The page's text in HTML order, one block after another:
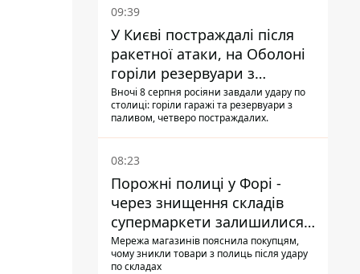
09:39
У Києві постраждалі після
ракетної атаки, на Оболоні
горіли резервуари з
паливом
Вночі 8 серпня росіяни завдали удару по
столиці: горіли гаражі та резервуари з
паливом, четверо постраждалих.
08:23
Порожні полиці у Форі -
через знищення складів
супермаркети залишилися
без асортименту
Мережа магазинів пояснила покупцям,
чому зникли товари з полиць після удару
по складах